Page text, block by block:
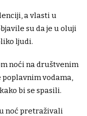
a vlasti u
su da je u oluji
ljudi.
noći na društvenim
vodama,
bi se spasili.
noć pretraživali